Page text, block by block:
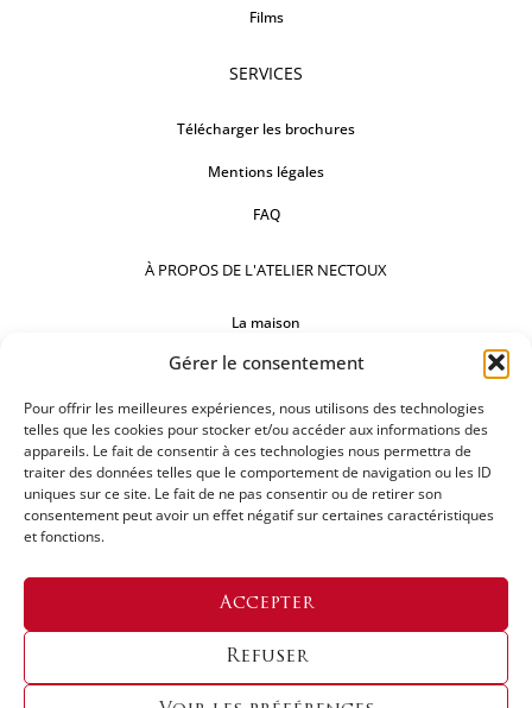
Gérer le consentement
Pour offrir les meilleures expériences, nous utilisons des technologies
telles que les cookies pour stocker et/ou accéder aux informations des
appareils. Le fait de consentir à ces technologies nous permettra de
traiter des données telles que le comportement de navigation ou les ID
uniques sur ce site. Le fait de ne pas consentir ou de retirer son
consentement peut avoir un effet négatif sur certaines caractéristiques
et fonctions.
Accepter
Refuser
Films
SERVICES
Télécharger les brochures
Mentions légales
FAQ
À PROPOS DE L'ATELIER NECTOUX
La maison
Comptoirs
Nos réalisations
SUIVEZ-NOUS
DEMANDEZ UN DEVIS